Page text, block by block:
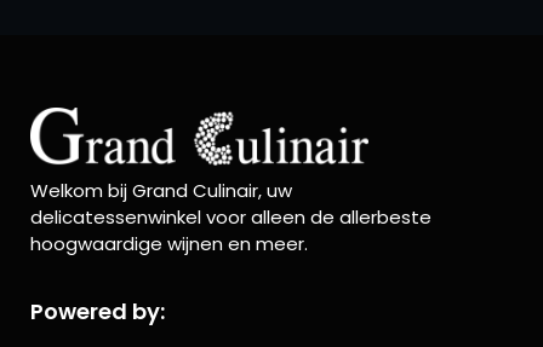
Welkom bij Grand Culinair, uw
delicatessenwinkel voor alleen de allerbeste
hoogwaardige wijnen en meer.
Powered by: